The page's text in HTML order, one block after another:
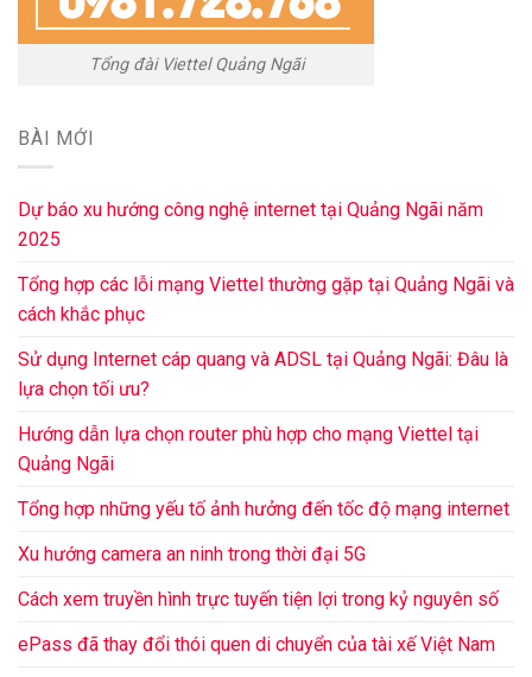
Tổng đài Viettel Quảng Ngãi
BÀI MỚI
Dự báo xu hướng công nghệ internet tại Quảng Ngãi năm
2025
Tổng hợp các lỗi mạng Viettel thường gặp tại Quảng Ngãi và
cách khắc phục
Sử dụng Internet cáp quang và ADSL tại Quảng Ngãi: Đâu là
lựa chọn tối ưu?
Hướng dẫn lựa chọn router phù hợp cho mạng Viettel tại
Quảng Ngãi
Tổng hợp những yếu tố ảnh hưởng đến tốc độ mạng internet
Xu hướng camera an ninh trong thời đại 5G
Cách xem truyền hình trực tuyến tiện lợi trong kỷ nguyên số
ePass đã thay đổi thói quen di chuyển của tài xế Việt Nam